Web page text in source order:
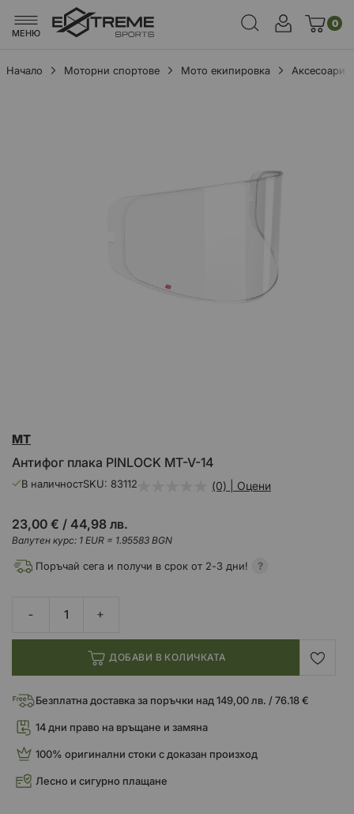
МЕНЮ
0
Начало Моторни спортове Мото екипировка
Аксесоари
към
на
галерия
Антифог плака PINLOCK MT-V-14
MT
В наличностSKU 83112 (0) | Оцени
23,00 € / 44,98 лв.
Валутен курс: 1 EUR = 1.95583 BGN
Поръчай сега и получи в срок от 2-3 дни!
ДОБАВИ В КОЛИЧКАТА
Безплатна доставка за поръчки над 149,00 лв. / 76.18 €
14 дни право на връщане и замяна
100% оригинални стоки с доказан произход
Лесно и сигурно плащане